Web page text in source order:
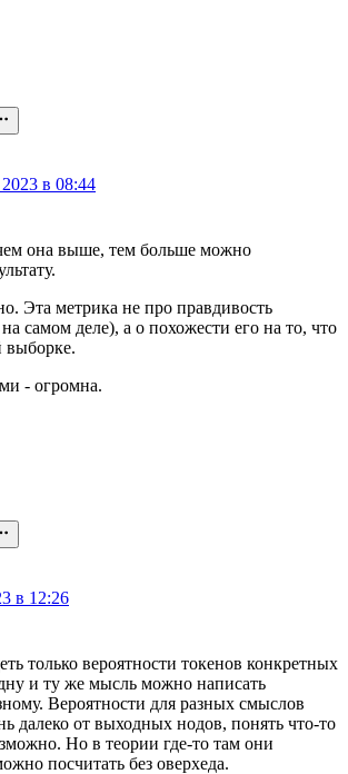
в 08:44
она выше, тем больше можно
Эта метрика не про правдивость
на самом деле), а о похожести его на то, что
- огромна.
в 12:26
только вероятности токенов конкретных
и ту же мысль можно написать
Вероятности для разных смыслов
далеко от выходных нодов, понять что-то
Но в теории где-то там они
посчитать без оверхеда.